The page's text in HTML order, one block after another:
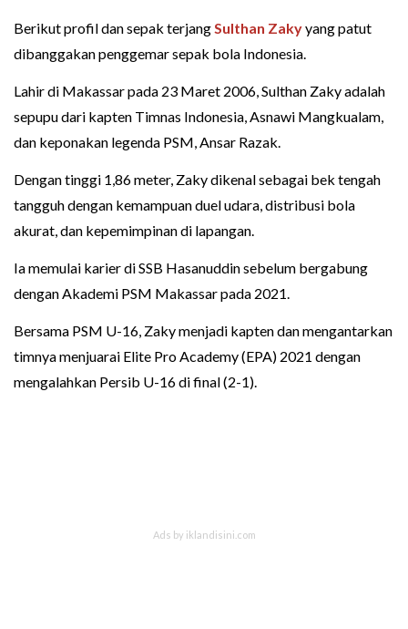
Berikut profil dan sepak terjangSulthan Zakyyang patut
dibanggakan penggemar sepak bola Indonesia.
Lahir di Makassar pada 23 Maret 2006, Sulthan Zaky adalah
sepupu dari kapten Timnas Indonesia, Asnawi Mangkualam,
dan keponakan legenda PSM, Ansar Razak.
Dengan tinggi 1,86 meter, Zaky dikenal sebagai bek tengah
tangguh dengan kemampuan duel udara, distribusi bola
akurat, dan kepemimpinan di lapangan.
Ia memulai karier di SSB Hasanuddin sebelum bergabung
dengan Akademi PSM Makassar pada 2021.
Bersama PSM U-16, Zaky menjadi kapten dan mengantarkan
timnya menjuarai Elite Pro Academy (EPA) 2021 dengan
mengalahkan Persib U-16 di final (2-1).